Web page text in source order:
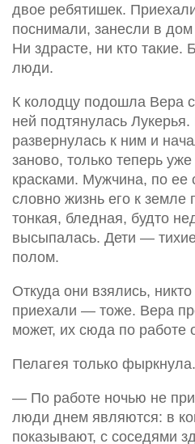
двое ребятишек.
поснимали, занесли в
Ни здрасте, ни кто такие.
люди.
К колодцу подошла Вера
ней подтянулась
развернулась к ним и
заново, только теперь
красками. Мужчина, по
словно жизнь его к
тонкая, бледная, будто
высыпалась. Дети —
полом.
Откуда они взялись,
приехали — тоже. Вера
может, их сюда по работе
Пелагея только фыркнула.
— По работе ночью не
люди днем являются: в
показывают, с соседями